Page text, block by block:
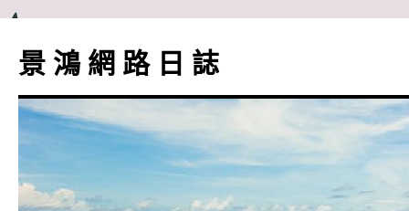
主
要
容
景 鴻 網 路 日 誌